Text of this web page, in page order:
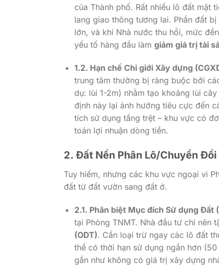
của Thành phố. Rất nhiều lô đất mặt
lang giao thông tương lai. Phần đất
lớn, và khi Nhà nước thu hồi, mức
yếu tố hàng đầu làm giảm giá trị tài
1.2. Hạn chế Chỉ giới Xây dựng
trung tâm thường bị ràng buộc bởi
dụ: lùi 1-2m) nhằm tạo khoảng lùi
định này lại ảnh hưởng tiêu cực đến
tích sử dụng tầng trệt – khu vực có
toán lợi nhuận dòng tiền.
2. Đất Nền Phân Lô/Chuyển
Tuy hiếm, nhưng các khu vực ngoại vi
đất từ đất vườn sang đất ở.
2.1. Phân biệt Mục đích Sử dụng Đất
tại Phòng TNMT. Nhà đầu tư chỉ nên
(ODT). Cần loại trừ ngay các lô đất
thể có thời hạn sử dụng ngắn hơn
gần như không có giá trị xây dựng